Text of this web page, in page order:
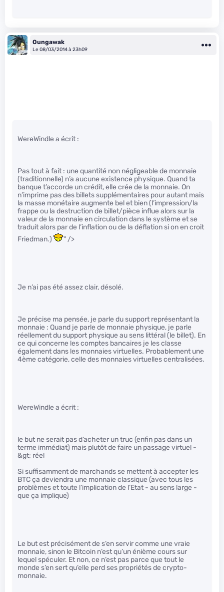
Oungawak
Le 08/03/2014 à 23h09
WereWindle a écrit :
Pas tout à fait : une quantité non négligeable de monnaie
(traditionnelle) n’a aucune existence physique. Quand ta
banque t’accorde un crédit, elle crée de la monnaie. On
n’imprime pas des billets supplémentaires pour autant mais
la masse monétaire augmente bel et bien (l’impression/la
frappe ou la destruction de billet/pièce influe alors sur la
valeur de la monnaie en circulation dans le système et se
traduit alors par de l’inflation ou de la déflation si on en croit
Friedman.)
" />
Je n’ai pas été assez clair, désolé.
Je précise ma pensée, je parle du support représentant la
monnaie : Quand je parle de monnaie physique, je parle
réellement du support physique au sens littéral (le billet). En
ce qui concerne les comptes bancaires je les classe
également dans les monnaies virtuelles. Probablement une
4ème catégorie, celle des monnaies virtuelles centralisées.
WereWindle a écrit :
le but ne serait pas d’acheter un truc (enfin pas dans un
terme immédiat) mais plutôt de faire un passage virtuel -
&gt; réel
Si suffisamment de marchands se mettent à accepter les
BTC ça deviendra une monnaie classique (avec tous les
problèmes et toute l’implication de l’Etat - au sens large -
que ça implique)
Le but est précisément de s’en servir comme une vraie
monnaie, sinon le Bitcoin n’est qu’un énième cours sur
lequel spéculer. Et non, ce n’est pas parce que tout le
monde s’en sert qu’elle perd ses propriétés de crypto-
monnaie.